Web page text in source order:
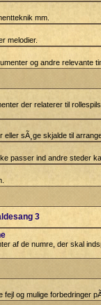
mm.
melodier.
og andre relevante
der relaterer til
eller sÃ¸ge skjalde til
passer ind andre steder
3
af de numre, der skal
fejl og mulige forbedringer